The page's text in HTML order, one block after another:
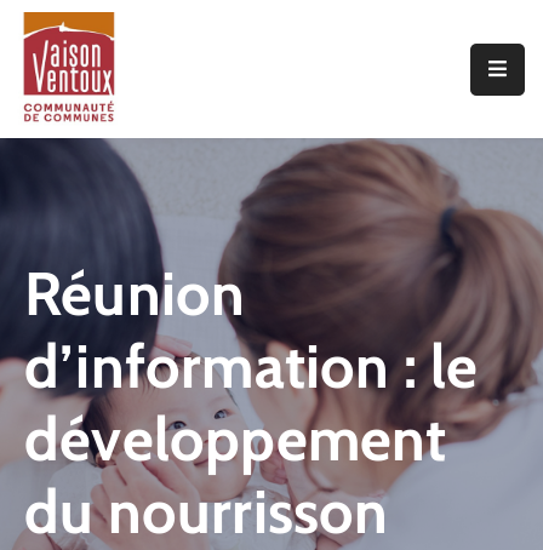
Accueil
Economie
Projets
De
Territoire
Découvrir
Réunion
d’information : le
développement
du nourrisson